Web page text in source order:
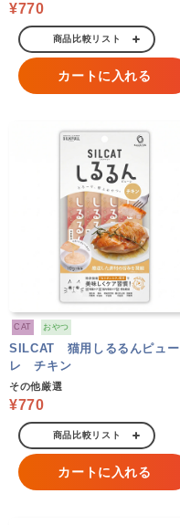
¥770
商品比較リスト
カートに入れる
CAT おやつ
SILCAT 猫用しるるんピュー
レ チキン
その他厳選
¥770
商品比較リスト
カートに入れる